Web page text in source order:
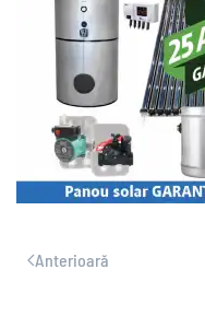
Anterioară